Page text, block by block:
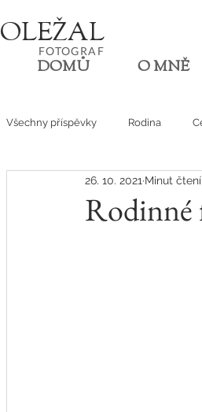
OLEŽAL
FOTOGRA F
DOMŮ O MNĚ
Všechny příspěvky Rodina
Den v životě
Rodinné
26. 10. 2021 Minut